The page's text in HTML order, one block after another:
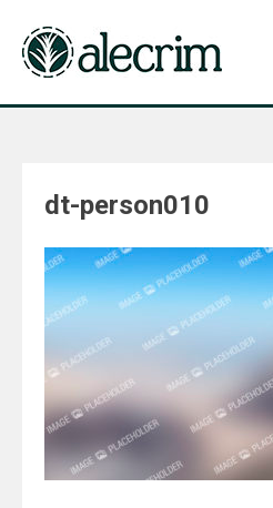
dt-person010